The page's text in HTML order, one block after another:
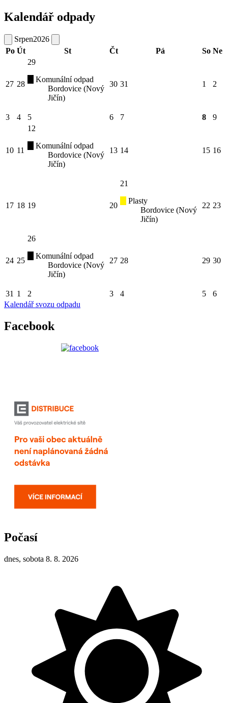
Kalendář odpady
Srpen2026
Po Út St Čt Pá So Ne
27 28
29
Komunální odpad
Bordovice (Nový
Jičín)
30 31 1 2
3 4 5 6 7 8 9
10 11
12
Komunální odpad
Bordovice (Nový
Jičín)
13 14 15 16
17 18 19 20
21
Plasty
Bordovice (Nový
Jičín)
22 23
24 25
26
Komunální odpad
Bordovice (Nový
Jičín)
27 28 29 30
31 1 2 3 4 5
6
Kalendář svozu odpadu
Facebook
Počasí
dnes, sobota 8. 8. 2026